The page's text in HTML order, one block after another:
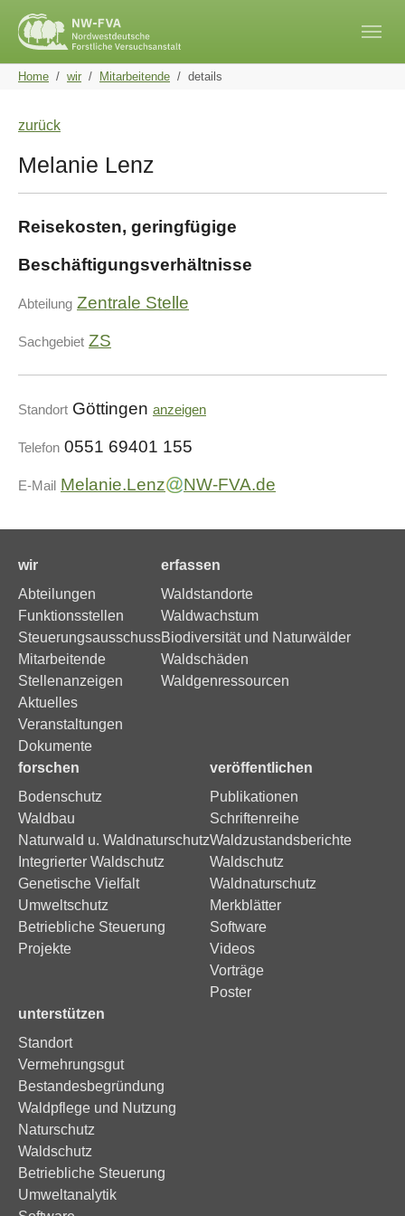
You are here:
Home wir Mitarbeitende details
zurück
Melanie Lenz
Reisekosten, geringfügige
Beschäftigungsverhältnisse
Abteilung Zentrale Stelle
Sachgebiet ZS
Standort Göttingen anzeigen
Telefon 0551 69401 155
E-Mail Melanie.Lenz NW-FVA.de
wir
Abteilungen
Funktionsstellen
Steuerungsausschuss
Mitarbeitende
Stellenanzeigen
Aktuelles
Veranstaltungen
Dokumente
erfassen
Waldstandorte
Waldwachstum
Biodiversität und Naturwälder
Waldschäden
Waldgenressourcen
forschen
Bodenschutz
Waldbau
Naturwald u. Waldnaturschutz
Integrierter Waldschutz
Genetische Vielfalt
Umweltschutz
Betriebliche Steuerung
Projekte
veröffentlichen
Publikationen
Schriftenreihe
Waldzustandsberichte
Waldschutz
Waldnaturschutz
Merkblätter
Software
Videos
Vorträge
Poster
unterstützen
Standort
Vermehrungsgut
Bestandesbegründung
Waldpflege und Nutzung
Naturschutz
Waldschutz
Betriebliche Steuerung
Umweltanalytik